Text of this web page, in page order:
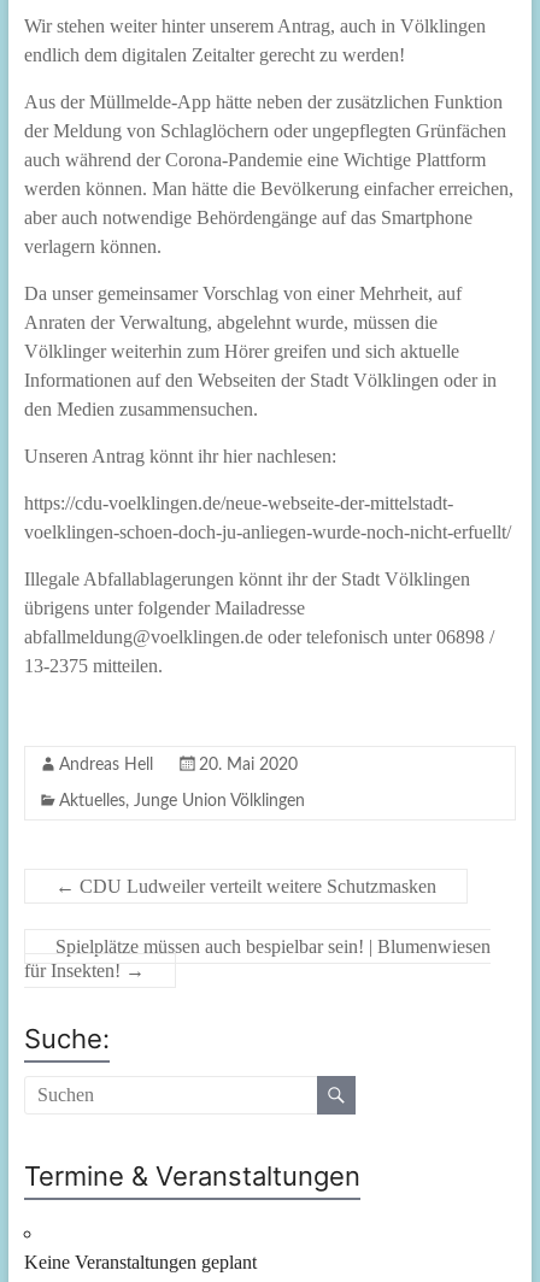
Wir stehen weiter hinter unserem Antrag, auch in Völklingen
endlich dem digitalen Zeitalter gerecht zu werden!
Aus der Müllmelde-App hätte neben der zusätzlichen Funktion
der Meldung von Schlaglöchern oder ungepflegten Grünfächen
auch während der Corona-Pandemie eine Wichtige Plattform
werden können. Man hätte die Bevölkerung einfacher erreichen,
aber auch notwendige Behördengänge auf das Smartphone
verlagern können.
Da unser gemeinsamer Vorschlag von einer Mehrheit, auf
Anraten der Verwaltung, abgelehnt wurde, müssen die
Völklinger weiterhin zum Hörer greifen und sich aktuelle
Informationen auf den Webseiten der Stadt Völklingen oder in
den Medien zusammensuchen.
Unseren Antrag könnt ihr hier nachlesen:
https://cdu-voelklingen.de/neue-webseite-der-mittelstadt-
voelklingen-schoen-doch-ju-anliegen-wurde-noch-nicht-erfuellt/
Illegale Abfallablagerungen könnt ihr der Stadt Völklingen
übrigens unter folgender Mailadresse
abfallmeldung@voelklingen.de oder telefonisch unter 06898 /
13-2375 mitteilen.
Andreas Hell 20. Mai 2020
Aktuelles, Junge Union Völklingen
← CDU Ludweiler verteilt weitere Schutzmasken
Spielplätze müssen auch bespielbar sein! | Blumenwiesen
für Insekten! →
Suche:
Termine & Veranstaltungen
Keine Veranstaltungen geplant